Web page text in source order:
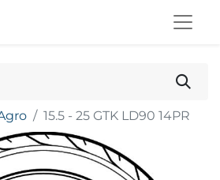
15.5 - 25 GTK LD90 14PR